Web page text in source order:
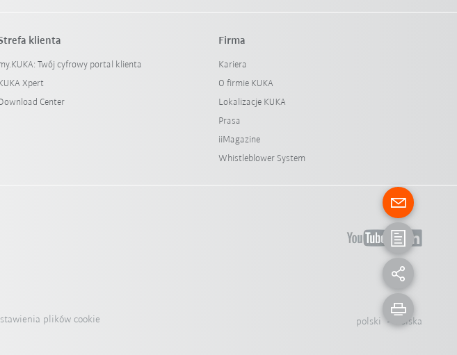
klienta
Twój cyfrowy portal klienta
Xpert
Center
Firma
Kariera
O firmie KUKA
Lokalizacje KUKA
Prasa
iiMagazine
Whistleblower System
plików cookie polski - Polska